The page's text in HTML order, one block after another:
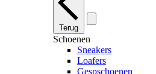
Terug
Schoenen
Sneakers
Loafers
Gespschoenen